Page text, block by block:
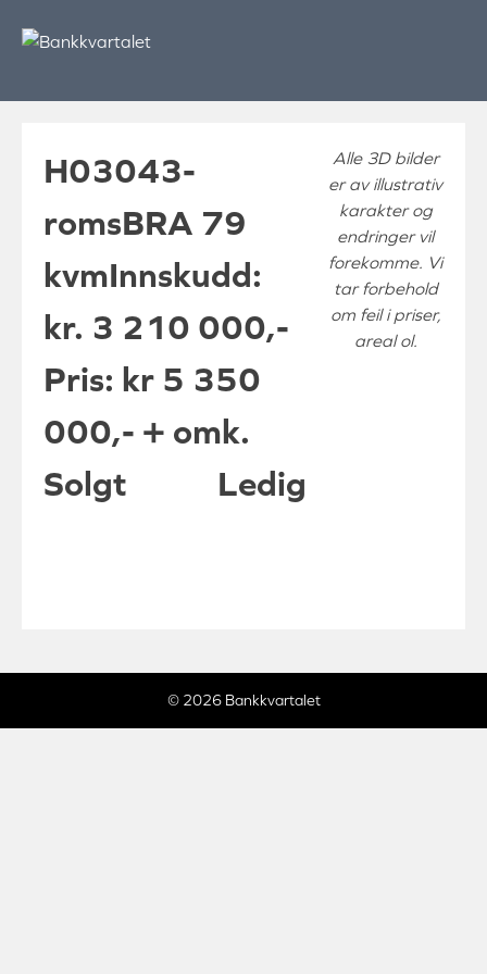
H03043-
romsBRA 79
kvmInnskudd:
kr. 3 210 000,-
Pris: kr 5 350
000,- + omk.
Ledig
Solgt
Alle 3D bilder
er av illustrativ
karakter og
endringer vil
forekomme. Vi
tar forbehold
om feil i priser,
areal ol.
© 2026 Bankkvartalet